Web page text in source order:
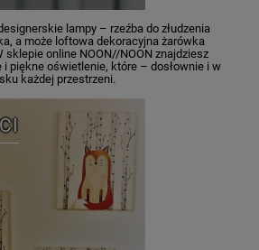
lampy – rzeźba do złudzenia
a może loftowa dekoracyjna żarówka
sklepie online NOON//NOON znajdziesz
i piękne oświetlenie, które – dosłownie i w
każdej przestrzeni.